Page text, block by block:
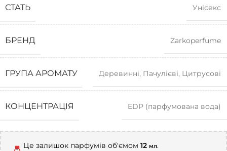
СТАТЬ Унісекс
БРЕНД Zarkoperfume
ГРУПА АРОМАТУ Деревинні, Пачулієві, Цитрусові
КОНЦЕНТРАЦІЯ EDP (парфумована вода)
Це залишок парфумів об'ємом 12 мл.